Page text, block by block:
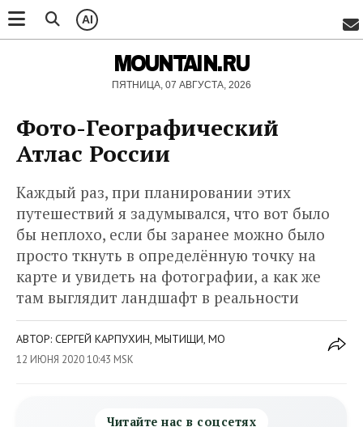
AI
MOUNTAIN.RU
ПЯТНИЦА, 07 АВГУСТА, 2026
Фото-Географический
Атлас России
Каждый раз, при планировании этих
путешествий я задумывался, что вот было
бы неплохо, если бы заранее можно было
просто ткнуть в определённую точку на
карте и увидеть на фотографии, а как же
там выглядит ландшафт в реальности
АВТОР: СЕРГЕЙ КАРПУХИН, МЫТИЩИ, МО
12 ИЮНЯ 2020 10:43 MSK
Читайте нас в соцсетях